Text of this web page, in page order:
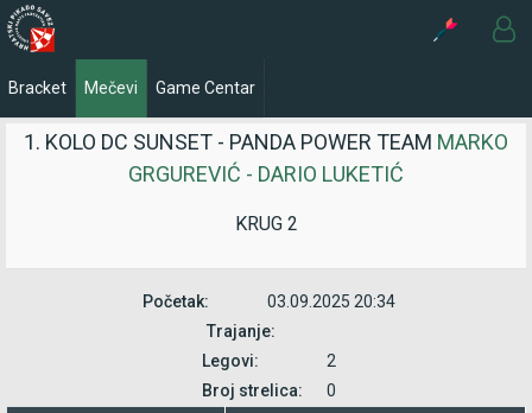
Bracket Mečevi Game Centar
1. KOLO DC SUNSET - PANDA POWER TEAM MARKO
GRGUREVIĆ - DARIO LUKETIĆ
KRUG 2
Početak:
03.09.2025 20:34
Trajanje:
Legovi:
2
Broj strelica:
0